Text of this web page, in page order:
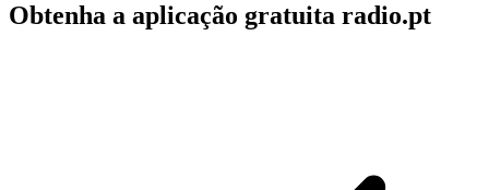
Obtenha a aplicação gratuita radio.pt